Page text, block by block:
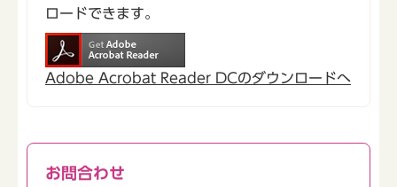
ロードできます。
Adobe Acrobat Reader DCのダウンロードへ
お問合わせ